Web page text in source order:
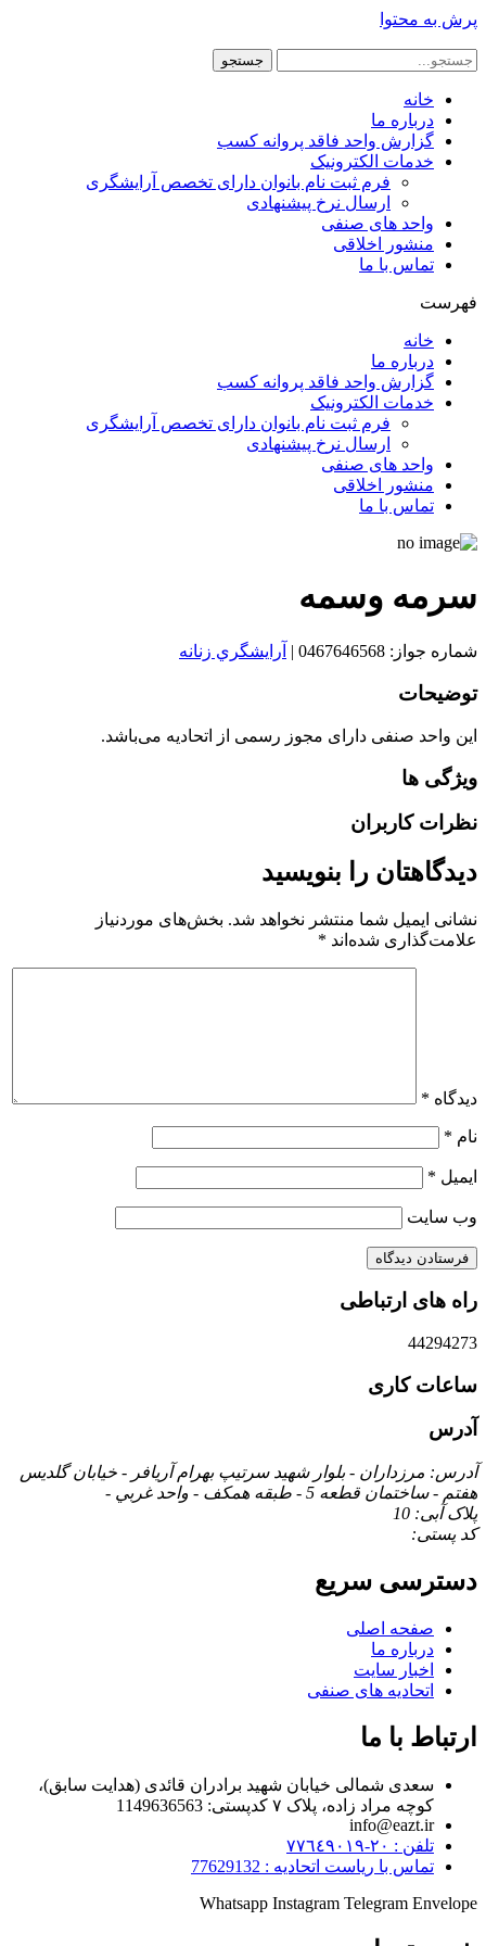
پرش به محتوا
جستجو
خانه
درباره ما
گزارش واحد فاقد پروانه کسب
خدمات الکترونیک
فرم ثبت نام بانوان دارای تخصص آرایشگری
ارسال نرخ پیشنهادی
واحد های صنفی
منشور اخلاقی
تماس با ما
فهرست
خانه
درباره ما
گزارش واحد فاقد پروانه کسب
خدمات الکترونیک
فرم ثبت نام بانوان دارای تخصص آرایشگری
ارسال نرخ پیشنهادی
واحد های صنفی
منشور اخلاقی
تماس با ما
سرمه وسمه
شماره جواز: 0467646568 | آرايشگري زنانه
توضیحات
این واحد صنفی دارای مجوز رسمی از اتحادیه می‌باشد.
ویژگی ها
نظرات کاربران
دیدگاهتان را بنویسید
نشانی ایمیل شما منتشر نخواهد شد. بخش‌های موردنیاز
علامت‌گذاری شده‌اند *
دیدگاه *
نام *
ایمیل *
وب‌ سایت
راه های ارتباطی
44294273
ساعات کاری
آدرس
آدرس: مرزداران - بلوار شهيد سرتيپ بهرام آريافر - خيابان گلديس
هفتم - ساختمان قطعه 5 - طبقه همكف - واحد غربي -
پلاک آبی: 10
کد پستی:
دسترسی سریع
صفحه اصلی
درباره ما
اخبار سایت
اتحادیه های صنفی
ارتباط با ما
سعدی شمالی خیابان شهید برادران قائدی (هدایت سابق)،
کوچه مراد زاده، پلاک ۷ کدپستی: 1149636563
info@eazt.ir
تلفن : ٢٠-٧٧٦٤٩٠١٩
تماس با ریاست اتحادیه : 77629132
Whatsapp Instagram Telegram Envelope